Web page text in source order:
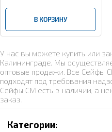
В КОРЗИНУ
У нас вы можете купить или
Калининграде. Мы
оптовые продажи. Все Сейфы
подходят под требования
Сейфы СМ есть в наличии, а
заказ.
Категории: